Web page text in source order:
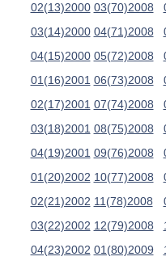
02(13)2000
03(14)2000
04(15)2000
01(16)2001
02(17)2001
03(18)2001
04(19)2001
01(20)2002
02(21)2002
03(22)2002
04(23)2002
03(70)2008
04(71)2008
05(72)2008
06(73)2008
07(74)2008
08(75)2008
09(76)2008
10(77)2008
11(78)2008
12(79)2008
01(80)2009